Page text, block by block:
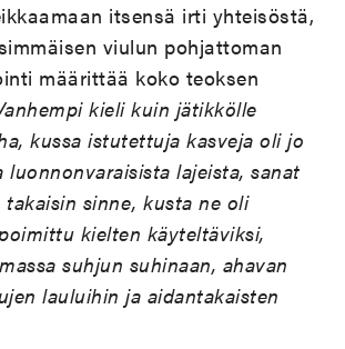
itsensä irti yhteisöstä,
viulun pohjattoman
määrittää koko teoksen
kieli kuin jätikkölle
kussa istutettuja kasveja oli jo
luonnonvaraisista lajeista, sanat
takaisin sinne, kusta ne oli
kielten käyteltäviksi,
suhjun suhinaan, ahavan
lauluihin ja aidantakaisten